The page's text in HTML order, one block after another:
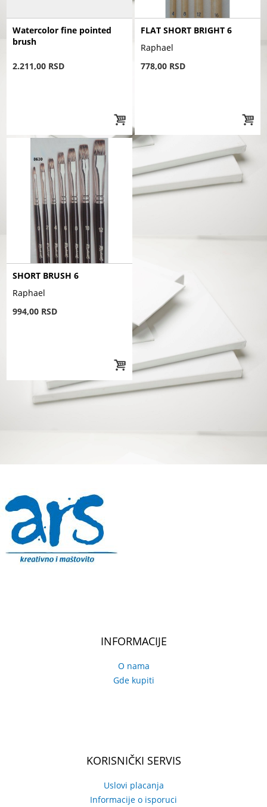
Watercolor fine pointed
brush
2.211,00 RSD
FLAT SHORT BRIGHT 6
Raphael
778,00 RSD
SHORT BRUSH 6
Raphael
994,00 RSD
INFORMACIJE
O nama
Gde kupiti
KORISNIČKI SERVIS
Uslovi placanja
Informacije o isporuci